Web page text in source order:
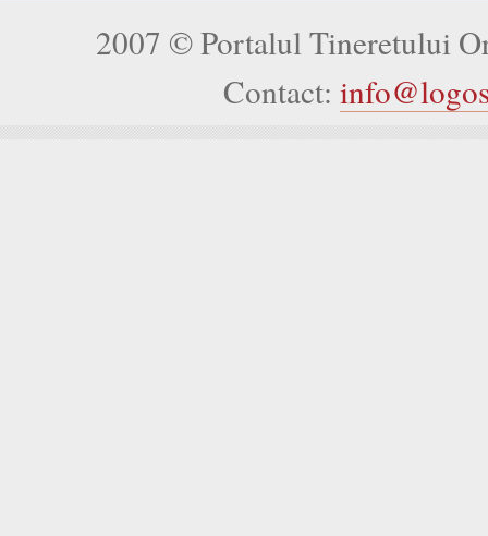
2007 © Portalul Tineretului
Contact: